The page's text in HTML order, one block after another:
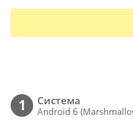
1 Cистема
Android 6